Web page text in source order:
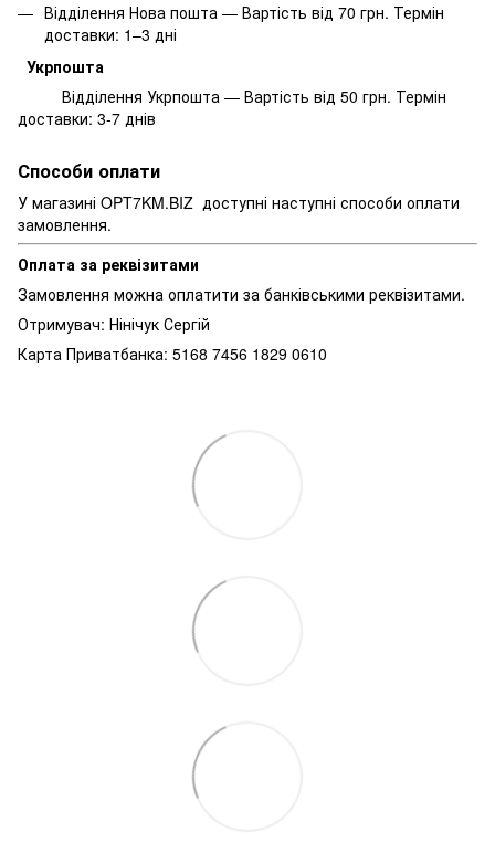
Відділення Нова пошта — Вартість від 70 грн. Термін
доставки: 1–3 дні
Укрпошта
Відділення Укрпошта — Вартість від 50 грн. Термін
доставки: 3-7 днів
Способи оплати
У магазині OPT7KM.BIZ доступні наступні способи оплати
замовлення.
Оплата за реквізитами
Замовлення можна оплатити за банківськими реквізитами.
Отримувач: Нінічук Сергій
Карта Приватбанка: 5168 7456 1829 0610